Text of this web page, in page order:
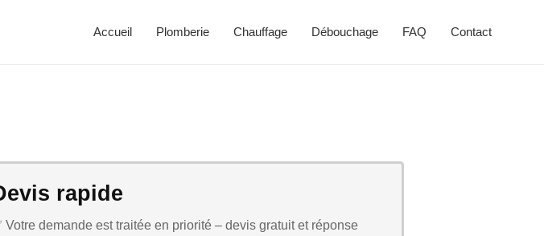
Accueil Plomberie Chauffage Débouchage FAQ Contact
rapide
Votre demande est traitée en priorité – devis gratuit et réponse